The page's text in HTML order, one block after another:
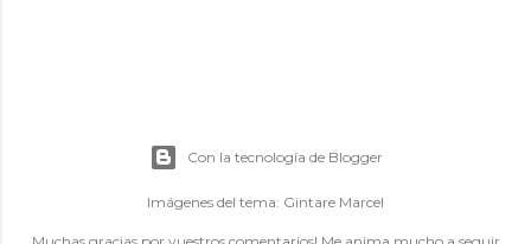
Con la tecnología de Blogger
Imágenes del tema: Gintare Marcel